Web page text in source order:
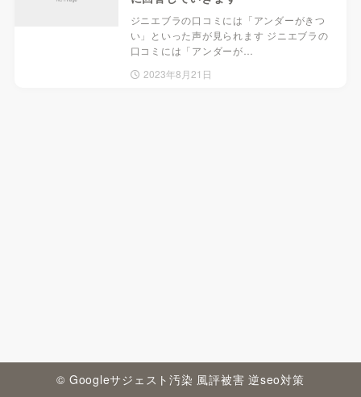
ジニエブラの口コミには「アンダーがきつ
い」といった声が見られます ジニエブラの
口コミには「アンダーが…
2023年8月21日
© Googleサジェスト汚染 風評被害 逆seo対策